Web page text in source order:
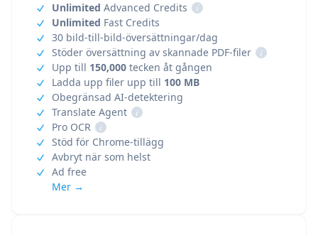
Unlimited Advanced Credits
i
Unlimited Fast Credits
30 bild-till-bild-översättningar/dag
Stöder översättning av skannade PDF-filer
i
Upp till 150,000 tecken åt gången
Ladda upp filer upp till 100 MB
Obegränsad AI-detektering
Translate Agent
i
Pro OCR
i
Stöd för Chrome-tillägg
Avbryt när som helst
Ad free
Mer →